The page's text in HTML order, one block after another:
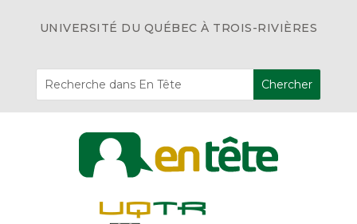
UNIVERSITÉ DU QUÉBEC À TROIS-RIVIÈRES